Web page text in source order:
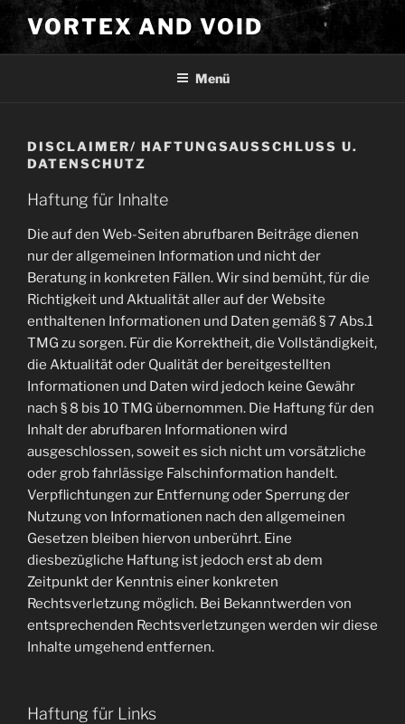
Zum
Inhalt
springen
VORTEX AND VOID
Menü
DISCLAIMER/ HAFTUNGSAUSSCHLUSS U.
DATENSCHUTZ
Haftung für Inhalte
Die auf den Web-Seiten abrufbaren Beiträge dienen
nur der allgemeinen Information und nicht der
Beratung in konkreten Fällen. Wir sind bemüht, für die
Richtigkeit und Aktualität aller auf der Website
enthaltenen Informationen und Daten gemäß § 7 Abs.1
TMG zu sorgen. Für die Korrektheit, die Vollständigkeit,
die Aktualität oder Qualität der bereitgestellten
Informationen und Daten wird jedoch keine Gewähr
nach § 8 bis 10 TMG übernommen. Die Haftung für den
Inhalt der abrufbaren Informationen wird
ausgeschlossen, soweit es sich nicht um vorsätzliche
oder grob fahrlässige Falschinformation handelt.
Verpflichtungen zur Entfernung oder Sperrung der
Nutzung von Informationen nach den allgemeinen
Gesetzen bleiben hiervon unberührt. Eine
diesbezügliche Haftung ist jedoch erst ab dem
Zeitpunkt der Kenntnis einer konkreten
Rechtsverletzung möglich. Bei Bekanntwerden von
entsprechenden Rechtsverletzungen werden wir diese
Inhalte umgehend entfernen.
Haftung für Links